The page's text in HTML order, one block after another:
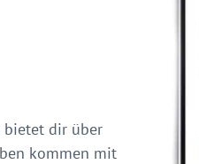
bietet dir über
kommen mit